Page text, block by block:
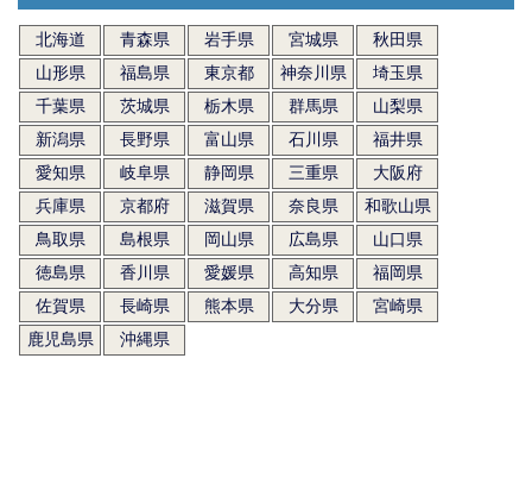
北海道 青森県 岩手県 宮城県
秋田県
山形県
福島県 東京都 神奈川県
埼玉県
千葉県
茨城県 栃木県 群馬県
山梨県
新潟県
長野県 富山県 石川県
福井県
愛知県
岐阜県 静岡県 三重県
大阪府
兵庫県
京都府 滋賀県 奈良県
和歌山県
鳥取県
島根県 岡山県 広島県
山口県
徳島県
香川県 愛媛県 高知県
福岡県
佐賀県
長崎県 熊本県 大分県
宮崎県
鹿児島県
沖縄県